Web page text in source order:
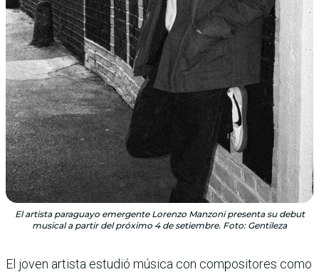
El artista paraguayo emergente Lorenzo Manzoni presenta su debut
musical a partir del próximo 4 de setiembre. Foto: Gentileza
El joven artista estudió música con compositores como